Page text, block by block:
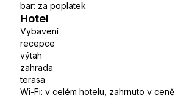
bar: za poplatek
Hotel
Vybavení
recepce
výtah
zahrada
terasa
Wi-Fi: v celém hotelu, zahrnuto v ceně